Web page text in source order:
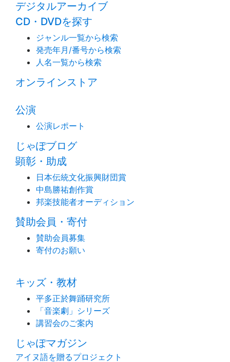
デジタルアーカイブ
CD・DVDを探す
ジャンル一覧から検索
発売年月/番号から検索
人名一覧から検索
オンラインストア
公演
公演レポート
じゃぽブログ
顕彰・助成
日本伝統文化振興財団賞
中島勝祐創作賞
邦楽技能者オーディション
賛助会員・寄付
賛助会員募集
寄付のお願い
キッズ・教材
平多正於舞踊研究所
「音楽劇」シリーズ
講習会のご案内
じゃぽマガジン
アイヌ語を贈るプロジェクト